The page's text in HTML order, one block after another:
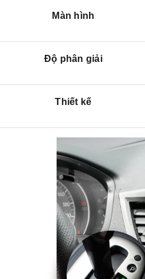
Màn hình
Độ phân giải
Thiết kế